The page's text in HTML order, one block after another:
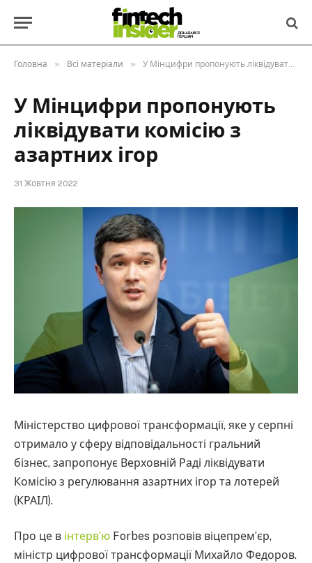
Головна » Всі матеріали » У Мінцифри пропонують ліквідувати комісію з азартних ігор
У Мінцифри пропонують
ліквідувати комісію з
азартних ігор
31 Жовтня 2022
Міністерство цифрової трансформації, яке у серпні
отримало у сферу відповідальності гральний
бізнес, запропонує Верховній Раді ліквідувати
Комісію з регулювання азартних ігор та лотерей
(КРАІЛ).
Про це в інтерв’ю Forbes розповів віцепрем’єр,
міністр цифрової трансформації Михайло Федоров.